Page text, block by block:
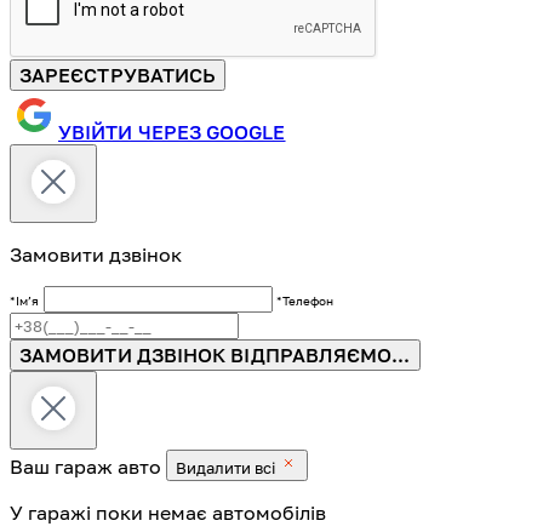
ЗАРЕЄСТРУВАТИСЬ
УВІЙТИ ЧЕРЕЗ GOOGLE
Замовити дзвінок
*Імʼя *Телефон
ЗАМОВИТИ ДЗВІНОК ВІДПРАВЛЯЄМО...
Ваш гараж авто Видалити всі
У гаражі поки немає автомобілів